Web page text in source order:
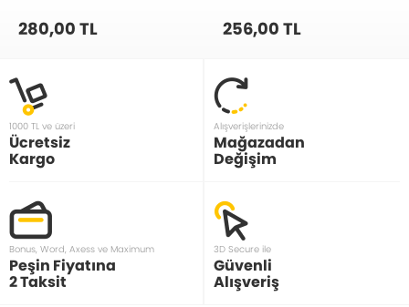
280,00 TL 256,00 TL
1000 TL ve üzeri
Ücretsiz
Kargo
Alışverişlerinizde
Mağazadan
Değişim
Bonus, Word, Axess ve Maximum
Peşin Fiyatına
2 Taksit
3D Secure ile
Güvenli
Alışveriş